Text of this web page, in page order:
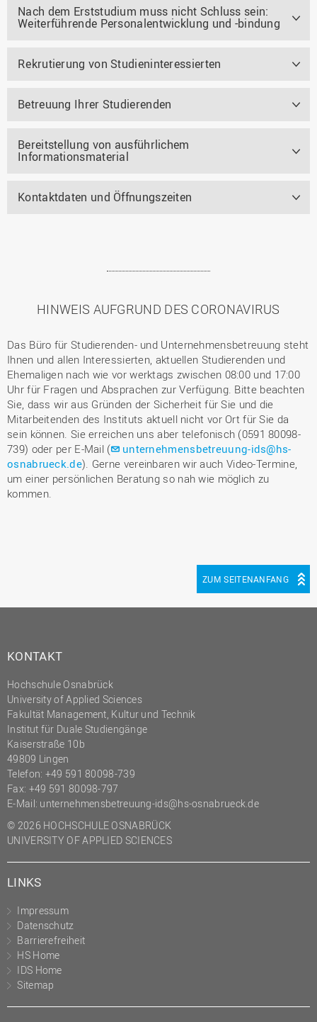
Nach dem Erststudium muss nicht Schluss sein:
Weiterführende Personalentwicklung und -bindung
Rekrutierung von Studieninteressierten
Betreuung Ihrer Studierenden
Bereitstellung von ausführlichem
Informationsmaterial
Kontaktdaten und Öffnungszeiten
HINWEIS AUFGRUND DES CORONAVIRUS
Das Büro für Studierenden- und Unternehmensbetreuung steht
Ihnen und allen Interessierten, aktuellen Studierenden und
Ehemaligen nach wie vor werktags zwischen 08:00 und 17:00
Uhr für Fragen und Absprachen zur Verfügung. Bitte beachten
Sie, dass wir aus Gründen der Sicherheit für Sie und die
Mitarbeitenden des Instituts aktuell nicht vor Ort für Sie da
sein können. Sie erreichen uns aber telefonisch (0591 80098-
739) oder per E-Mail (
unternehmensbetreuung-ids@hs-
osnabrueck.de). Gerne vereinbaren wir auch Video-Termine,
um einer persönlichen Beratung so nah wie möglich zu
kommen.
ZUM SEITENANFANG
KONTAKT
Hochschule Osnabrück
University of Applied Sciences
Fakultät Management, Kultur und Technik
Institut für Duale Studiengänge
Kaiserstraße 10b
49809 Lingen
Telefon: +49 591 80098-739
Fax: +49 591 80098-797
E-Mail: unternehmensbetreuung-ids@hs-osnabrueck.de
© 2026 HOCHSCHULE OSNABRÜCK
UNIVERSITY OF APPLIED SCIENCES
LINKS
Impressum
Datenschutz
Barrierefreiheit
HS Home
IDS Home
Sitemap